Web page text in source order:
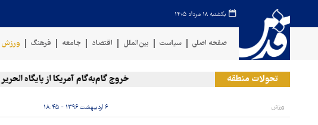
یکشنبه ۱۸ مرداد ۱۴۰۵
صفحه اصلی سیاست بین‌الملل اقتصاد جامعه فرهنگ ورزش
تحولات منطقه خروج گام‌به‌گام آمریکا از پایگاه الحریر عراق
ورزش ۶ اردیبهشت ۱۳۹۶ - ۱۸:۴۵